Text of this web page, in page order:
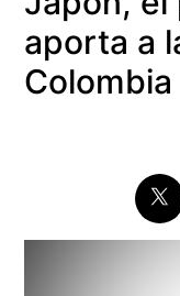
aporta a
Colombia